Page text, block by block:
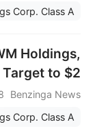
Holdings,
to $2
Benzinga News
8